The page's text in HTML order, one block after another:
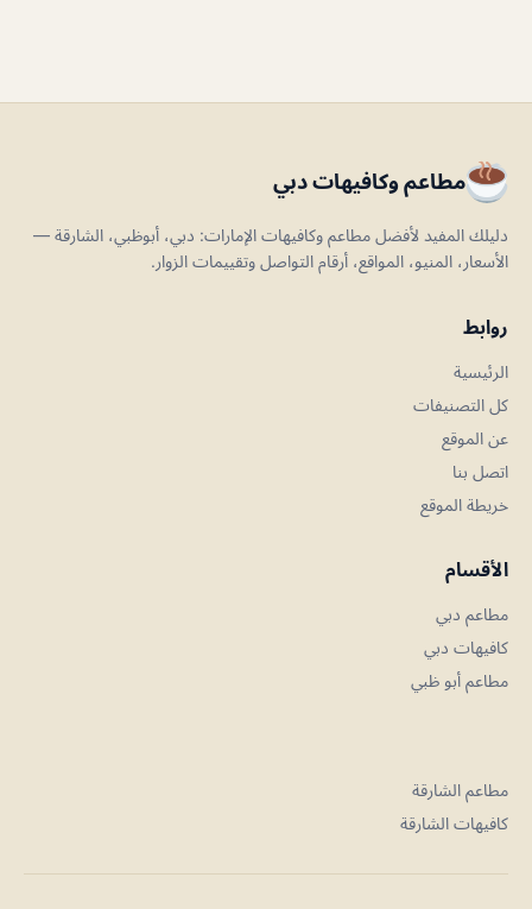
مطاعم وكافيهات دبي
دليلك المفيد لأفضل مطاعم وكافيهات الإمارات: دبي، أبوظبي، الشارقة —
الأسعار، المنيو، المواقع، أرقام التواصل وتقييمات الزوار.
روابط
الرئيسية
كل التصنيفات
عن الموقع
اتصل بنا
خريطة الموقع
الأقسام
مطاعم دبي
كافيهات دبي
مطاعم أبو ظبي
مطاعم الشارقة
كافيهات الشارقة